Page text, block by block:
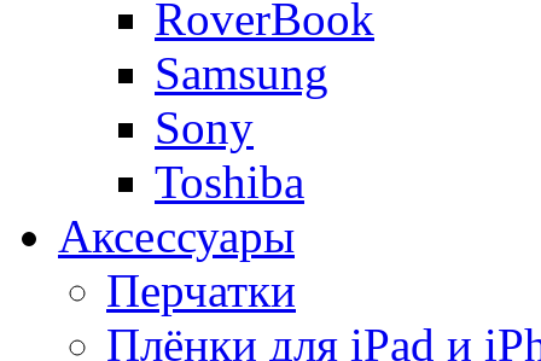
RoverBook
Samsung
Sony
Toshiba
Аксессуары
Перчатки
Плёнки для iPad и